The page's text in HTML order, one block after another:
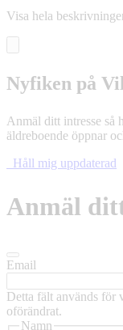
Visa hela
Nyfiken på
Anmäl ditt intresse så
äldreboende öppnar
Håll mig uppdaterad
Anmäl
Email
Detta fält används för
oförändrat.
Namn